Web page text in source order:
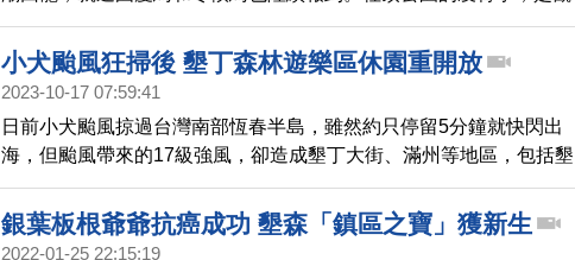
賞赤腹鷹和黑面鵟鷹的最佳地點，而龍鑾潭水域則已經聚集了不少過
冬的鳥類，吸引不少民眾在國慶連假到墾丁賞鳥。
小犬颱風狂掃後 墾丁森林遊樂區休園重開放
2023-10-17 07:59:41
日前小犬颱風掠過台灣南部恆春半島，雖然約只停留5分鐘就快閃出
海，但颱風帶來的17級強風，卻造成墾丁大街、滿州等地區，包括墾
丁國家森林遊樂區多處倒木及設備損壞，經過一週休園後，終於在13
日後恢復營運。
銀葉板根爺爺抗癌成功 墾森「鎮區之寶」獲新生
2022-01-25 22:15:19